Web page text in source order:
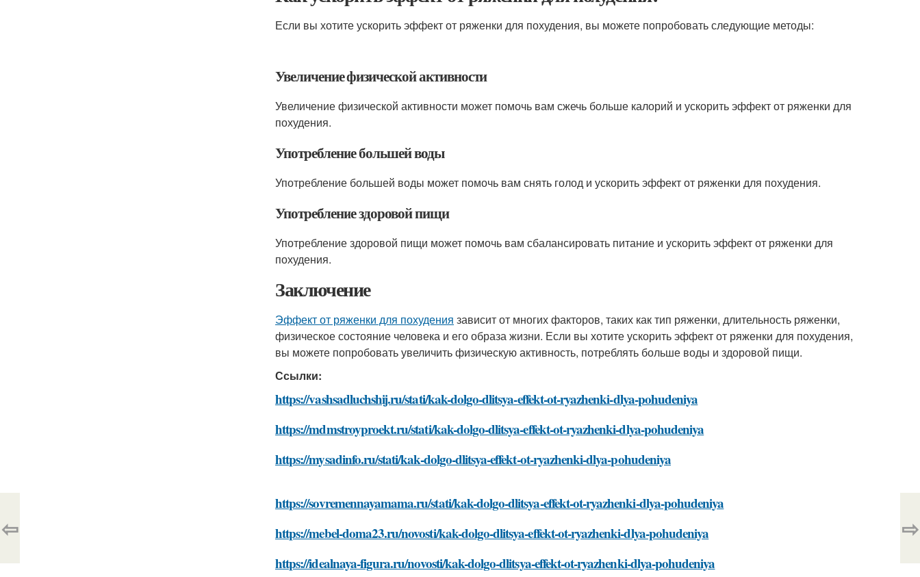
Если вы хотите ускорить эффект от ряженки для похудения, вы можете попробовать следующие методы:
Увеличение физической активности
Увеличение физической активности может помочь вам сжечь больше калорий и ускорить эффект от ряженки для
похудения.
Употребление большей воды
Употребление большей воды может помочь вам снять голод и ускорить эффект от ряженки для похудения.
Употребление здоровой пищи
Употребление здоровой пищи может помочь вам сбалансировать питание и ускорить эффект от ряженки для
похудения.
Заключение
Эффект от ряженки для похудения зависит от многих факторов, таких как тип ряженки, длительность ряженки,
физическое состояние человека и его образа жизни. Если вы хотите ускорить эффект от ряженки для похудения,
вы можете попробовать увеличить физическую активность, потреблять больше воды и здоровой пищи.
Ссылки:
https://vashsadluchshij.ru/stati/kak-dolgo-dlitsya-effekt-ot-ryazhenki-dlya-pohudeniya
https://mdmstroyproekt.ru/stati/kak-dolgo-dlitsya-effekt-ot-ryazhenki-dlya-pohudeniya
https://mysadinfo.ru/stati/kak-dolgo-dlitsya-effekt-ot-ryazhenki-dlya-pohudeniya
https://sovremennayamama.ru/stati/kak-dolgo-dlitsya-effekt-ot-ryazhenki-dlya-pohudeniya
https://mebel-doma23.ru/novosti/kak-dolgo-dlitsya-effekt-ot-ryazhenki-dlya-pohudeniya
https://idealnaya-figura.ru/novosti/kak-dolgo-dlitsya-effekt-ot-ryazhenki-dlya-pohudeniya
⇦ ⇨